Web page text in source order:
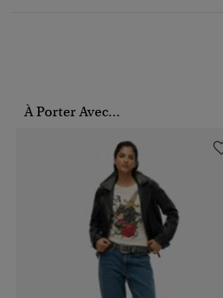
À Porter Avec...